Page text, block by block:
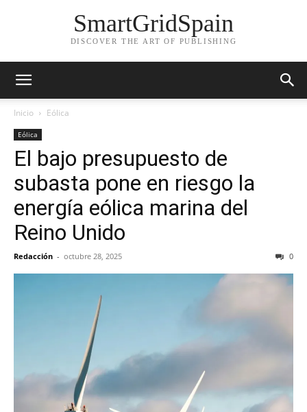
SmartGridSpain
DISCOVER THE ART OF PUBLISHING
Inicio Eólica
Eólica
El bajo presupuesto de
subasta pone en riesgo la
energía eólica marina del
Reino Unido
Redacción - octubre 28, 2025 0